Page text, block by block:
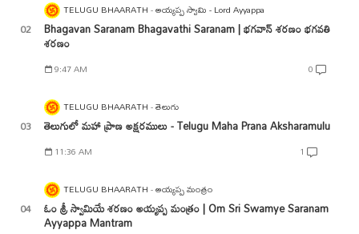
TELUGU BHAARATH అయ్యప్ప స్వామి - Lord Ayyappa
Bhagavan Saranam Bhagavathi Saranam | భగవాన్ శరణం భగవతి
శరణం
9:47 AM 0
TELUGU BHAARATH తెలుగు
తెలుగులో మహా ప్రాణ అక్షరములు - Telugu Maha Prana Aksharamulu
11:36 AM 1
TELUGU BHAARATH అయ్యప్ప మంత్రం
ఓం శ్రీ స్వామియే శరణం అయ్యప్ప మంత్రం | Om Sri Swamye Saranam
Ayyappa Mantram